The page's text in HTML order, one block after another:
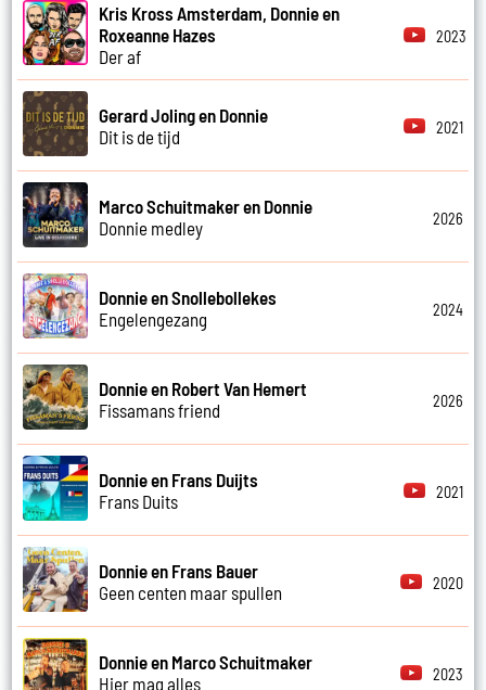
Kris Kross Amsterdam, Donnie en
Roxeanne Hazes
Der af
2023
Gerard Joling en Donnie
Dit is de tijd
2021
Marco Schuitmaker en Donnie
Donnie medley
2026
Donnie en Snollebollekes
Engelengezang
2024
Donnie en Robert Van Hemert
Fissamans friend
2026
Donnie en Frans Duijts
Frans Duits
2021
Donnie en Frans Bauer
Geen centen maar spullen
2020
Donnie en Marco Schuitmaker
Hier mag alles
2023